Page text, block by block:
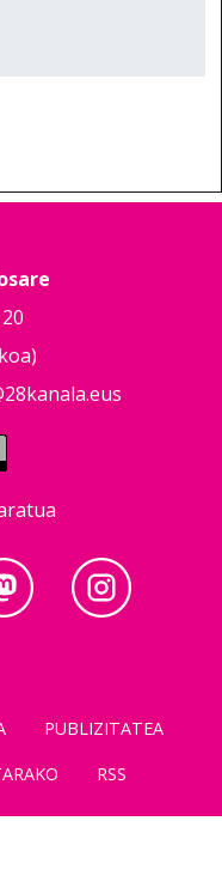
PUBLIZITATEA
RSS